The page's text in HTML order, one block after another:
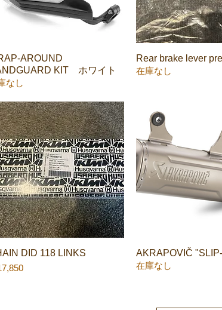
クイックビュー
AROUND
KIT ホワイト
なし
クイックビ
Rear brake lever
在庫なし
クイックビュー
DID 118 LINKS
クイックビ
AKRAPOVIČ
在庫なし